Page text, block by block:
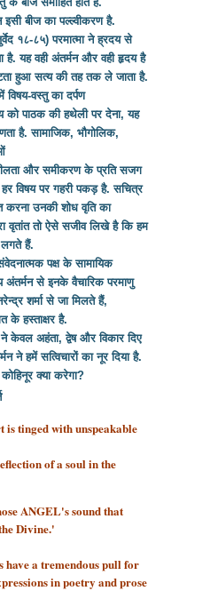
इसी बीज का पल्ल्वीकरण है.
१८-८५) परमात्मा ने ह्रदय से
है. यह वही अंतर्मन और वही हृदय है
हुआ सत्य की तह तक ले जाता है.
विषय-वस्तु का दर्पण
को पाठक की हथेली पर देना, यह
है. सामाजिक, भौगोलिक,
और समीकरण के प्रति सजग
विषय पर गहरी पकड़ है. सचित्र
करना उनकी शोध वृति का
वृतांत तो ऐसे सजीव लिखे है कि हम
हैं.
पक्ष के सामायिक
से इनके वैचारिक परमाणु
शर्मा सेजा मिलते हैं,
के हस्ताक्षर है.
केवल अहंता, द्वेष और विकार दिए
ने हमें सत्विचारों का नूर दिया है.
क्या करेगा?
tinged with unspeakable
of a soulin the
ANGEL's sound that
Divine.'
have a tremendous pull for
in poetry and prose